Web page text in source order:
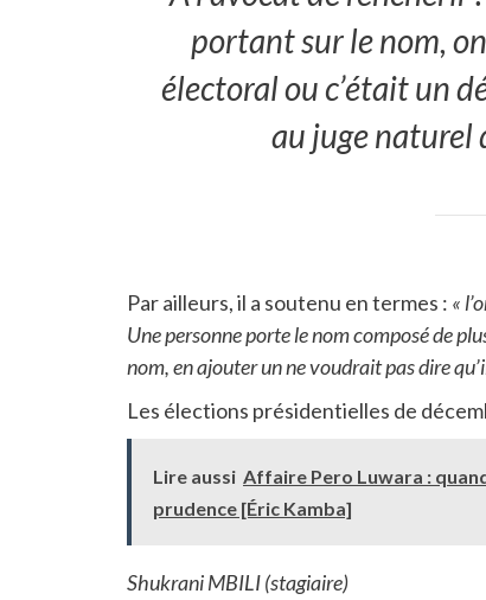
portant sur le nom,
électoral ou c’était un
au juge naturel
Par ailleurs, il a soutenu en termes : «
Une personne porte le nom composé de
nom, en ajouter un ne voudrait pas dire
Les élections présidentielles de
Lire aussi Affaire Pero Luwara :
prudence [Éric Kamba]
Shukrani MBILI (stagiaire)